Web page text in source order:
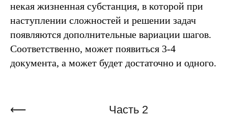
некая жизненная субстанция, в которой при
наступлении сложностей и решении задач
появляются дополнительные вариации шагов.
Соответственно, может появиться 3-4
документа, а может будет достаточно и одного.
⟵ Часть 2